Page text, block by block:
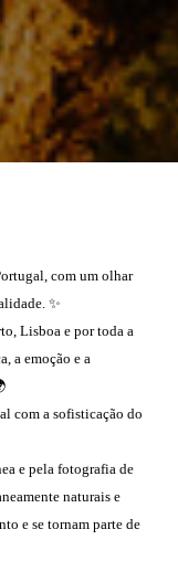
com um olhar
✨
Lisboa e por toda a
a emoção e a
com a sofisticação do
e pela fotografia de
naturais e
e se tornam parte de